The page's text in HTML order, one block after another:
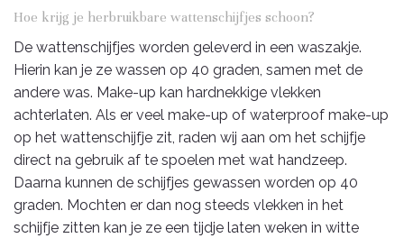
Hoe krijg je herbruikbare wattenschijfjes schoon?
De wattenschijfjes worden geleverd in een waszakje.
Hierin kan je ze wassen op 40 graden, samen met de
andere was. Make-up kan hardnekkige vlekken
achterlaten. Als er veel make-up of waterproof make-up
op het wattenschijfje zit, raden wij aan om het schijfje
direct na gebruik af te spoelen met wat handzeep.
Daarna kunnen de schijfjes gewassen worden op 40
graden. Mochten er dan nog steeds vlekken in het
schijfje zitten kan je ze een tijdje laten weken in witte